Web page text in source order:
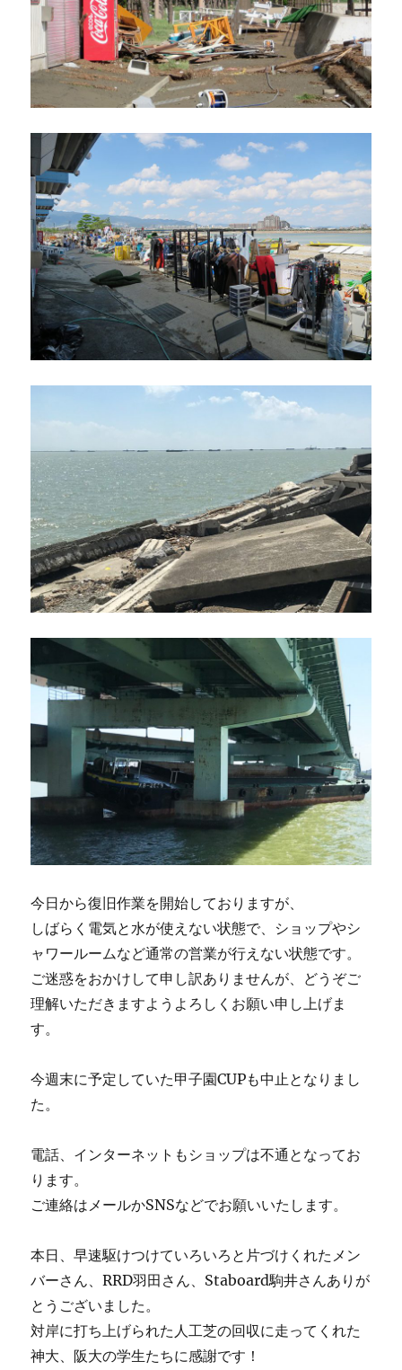
今日から復旧作業を開始しておりますが、
しばらく電気と水が使えない状態で、ショップやシ
ャワールームなど通常の営業が行えない状態です。
ご迷惑をおかけして申し訳ありませんが、どうぞご
理解いただきますようよろしくお願い申し上げま
す。
今週末に予定していた甲子園CUPも中止となりまし
た。
電話、インターネットもショップは不通となってお
ります。
ご連絡はメールかSNSなどでお願いいたします。
本日、早速駆けつけていろいろと片づけくれたメン
バーさん、RRD羽田さん、Staboard駒井さんありが
とうございました。
対岸に打ち上げられた人工芝の回収に走ってくれた
神大、阪大の学生たちに感謝です！